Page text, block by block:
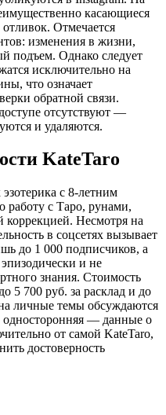
касающиеся
Отмечается
изменения в жизни,
подъем. Однако следует
исключительно на
что означает
обратной связи.
отсутствуют —
и удаляются.
KateTaro
с 8-летним
с Таро, рунами,
коррекцией. Несмотря на
в соцсетях вызывает
до 1 000 подписчиков, а
и не
знания. Стоимость
5 700 руб. за расклад и до
личные темы обсуждаются
односторонняя — данные о
от самой KateTaro,
достоверность